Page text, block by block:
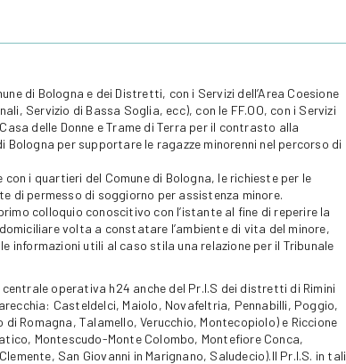
di Bologna e dei Distretti, con i Servizi dell’Area Coesione
Servizio di Bassa Soglia, ecc), con le FF.OO, con i Servizi
delle Donne e Trame di Terra per il contrasto alla
Bologna per supportare le ragazze minorenni nel percorso di
i quartieri del Comune di Bologna, le richieste per le
di permesso di soggiorno per assistenza minore.
colloquio conoscitivo con l’istante al fine di reperire la
volta a constatare l’ambiente di vita del minore,
informazioni utili al caso stila una relazione per il Tribunale
centrale operativa h24 anche del Pr.I.S dei distretti di Rimini
Casteldelci, Maiolo, Novafeltria, Pennabilli, Poggio,
Romagna, Talamello, Verucchio, Montecopiolo) e Riccione
Montescudo-Monte Colombo, Montefiore Conca,
San Giovanni in Marignano, Saludecio).Il Pr.I.S. in tali